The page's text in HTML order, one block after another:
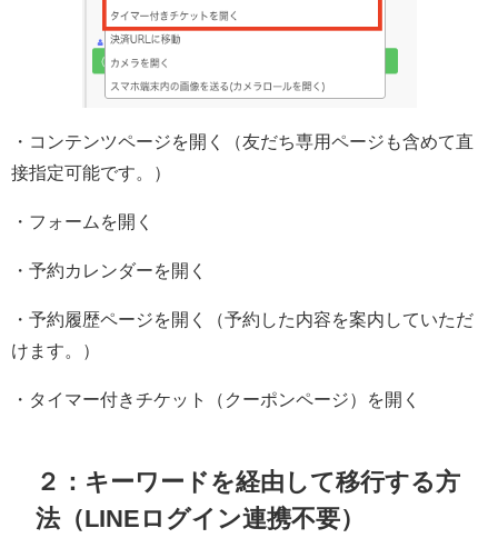
・コンテンツページを開く（友だち専用ページも含めて直
接指定可能です。）
・フォームを開く
・予約カレンダーを開く
・予約履歴ページを開く（予約した内容を案内していただ
けます。）
・タイマー付きチケット（クーポンページ）を開く
２：キーワードを経由して移行する方
法（LINEログイン連携不要）